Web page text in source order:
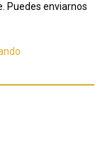
Puedes enviarnos